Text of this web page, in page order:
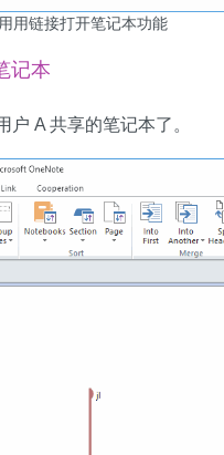
用链接打开笔记本功能
记本
A 共享的笔记本了。